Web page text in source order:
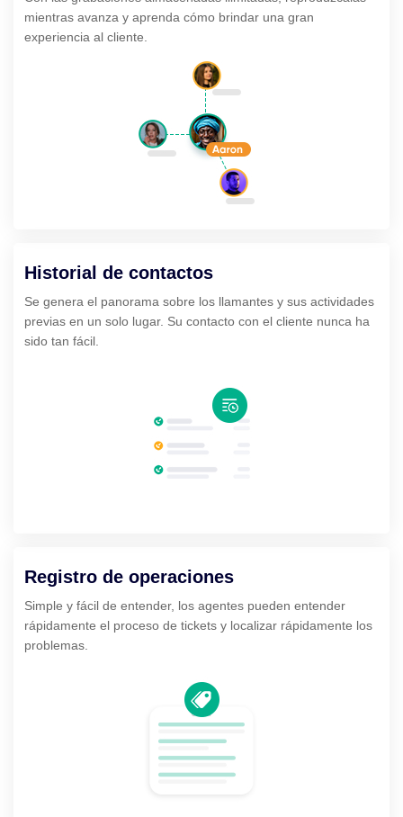
mientras avanza y aprenda cómo brindar una gran
experiencia al cliente.
Historial de contactos
Se genera el panorama sobre los llamantes y sus actividades
previas en un solo lugar. Su contacto con el cliente nunca ha
sido tan fácil.
Registro de operaciones
Simple y fácil de entender, los agentes pueden entender
rápidamente el proceso de tickets y localizar rápidamente los
problemas.